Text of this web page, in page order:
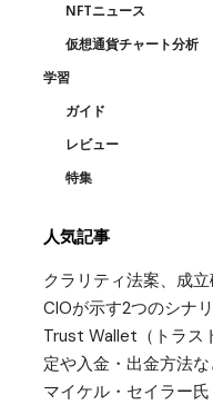
NFTニュース
仮想通貨チャート分析
学習
ガイド
レビュー
特集
人気記事
クラリティ法案、成
CIOが示す2つのシナ
Trust Wallet（トラス
定や入金・出金方法
マイケル・セイラー